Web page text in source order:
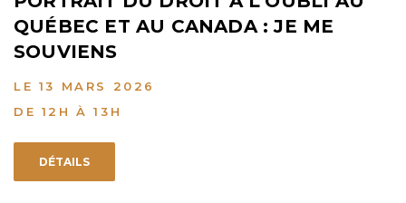
QUÉBEC ET AU CANADA : JE ME
SOUVIENS
LE 13 MARS 2026
DE 12H À 13H
DÉTAILS